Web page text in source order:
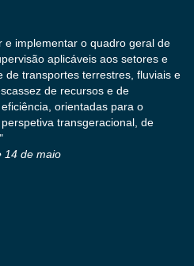
e implementar o quadro geral de
aplicáveis aos setores e
de transportes terrestres, fluviais e
de recursos e de
orientadas para o
transgeracional, de
14 de maio